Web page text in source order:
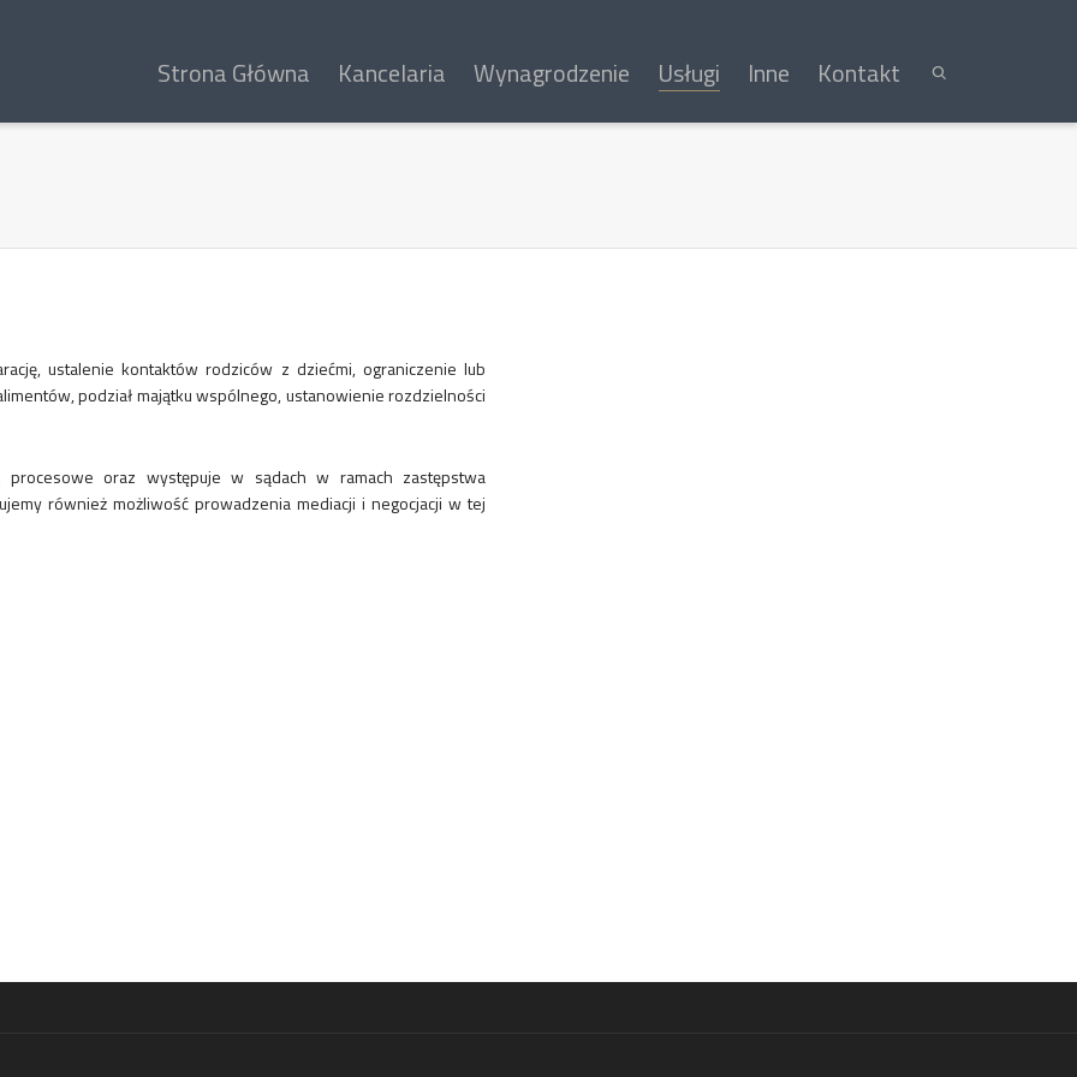
Strona Główna Kancelaria Wynagrodzenie Usługi Inne Kontakt
ustalenie kontaktów rodziców z dziećmi, ograniczenie lub
podział majątku wspólnego, ustanowienie rozdzielności
procesowe oraz występuje w sądach w ramach zastępstwa
również możliwość prowadzenia mediacji i negocjacji w tej